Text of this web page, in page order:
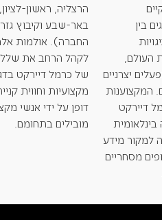
בין
העולם,
יצרניים
המקצוענות
דיירקט
למקור מידע
מסחריים
הרצליה, ראשון-לציון,
באר-שבע וקיבוץ
החברה). אולמות
לקהל הרחב את שלל
של כרמל דיירקט
מקצועיות וחווית
דופן על ידי אנשי
מובילים בתחומם.